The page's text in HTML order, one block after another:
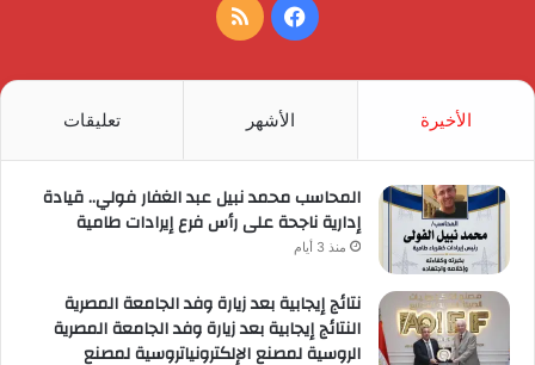
فيسبوكملخص
الأخيرة الأشهر تعليقات
المحاسب محمد نبيل عبد الغفار فولي.. قيادة
إدارية ناجحة على رأس فرع إيرادات طامية
منذ 3 أيام
نتائج إيجابية بعد زيارة وفد الجامعة المصرية
النتائج إيجابية بعد زيارة وفد الجامعة المصرية
الروسية لمصنع الإلكترونياتروسية لمصنع